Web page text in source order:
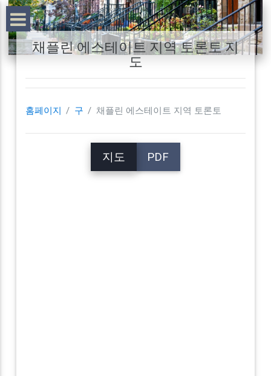
채플린 에스테이트 지역 토론토 지
도
홈페이지 구 채플린 에스테이트 지역 토론토
지도 PDF